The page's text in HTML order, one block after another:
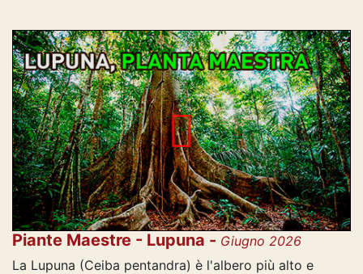
Piante Maestre - Lupuna - Giugno 2026
La Lupuna (Ceiba pentandra) è l'albero più alto e